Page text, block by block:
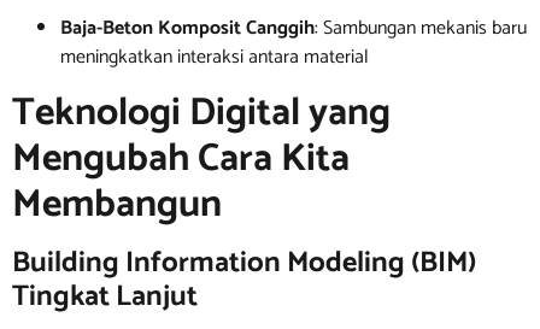
Baja-Beton Komposit Canggih: Sambungan mekanis baru
meningkatkan interaksi antara material
Teknologi Digital yang
Mengubah Cara Kita
Membangun
Building Information Modeling (BIM)
Tingkat Lanjut